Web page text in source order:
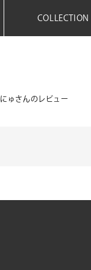
COLLECTION
にゅさんのレビュー